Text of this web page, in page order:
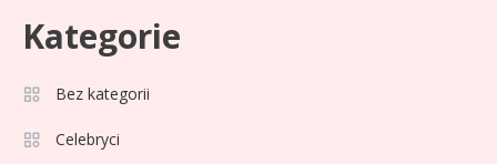
Kategorie
Bez kategorii
Celebryci
3 Sport